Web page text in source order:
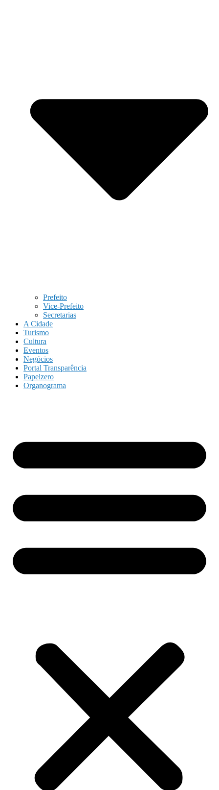
Prefeito
Vice-Prefeito
Secretarias
A Cidade
Turismo
Cultura
Eventos
Negócios
Portal Transparência
Papelzero
Organograma